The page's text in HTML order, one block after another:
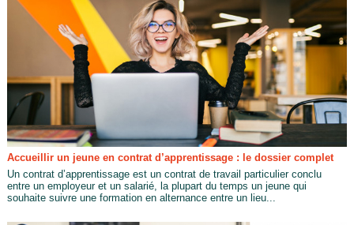
Accueillir un jeune en contrat d’apprentissage : le dossier complet
Un contrat d’apprentissage est un contrat de travail particulier conclu
entre un employeur et un salarié, la plupart du temps un jeune qui
souhaite suivre une formation en alternance entre un lieu...